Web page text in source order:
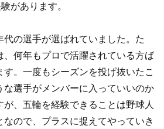
があります。
代の選手が選ばれていました。た
、何年もプロで活躍されている方ば
。一度もシーズンを投げ抜いたこ
な選手がメンバーに入っていいのか
が、五輪を経験できることは野球人
ので、プラスに捉えてやっていき